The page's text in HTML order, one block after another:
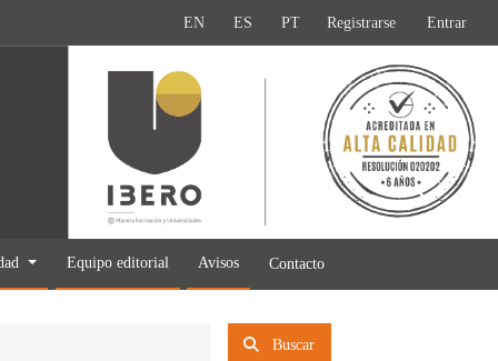
EN ES PT Registrarse Entrar
Equipo editorial Avisos Contacto
Buscar